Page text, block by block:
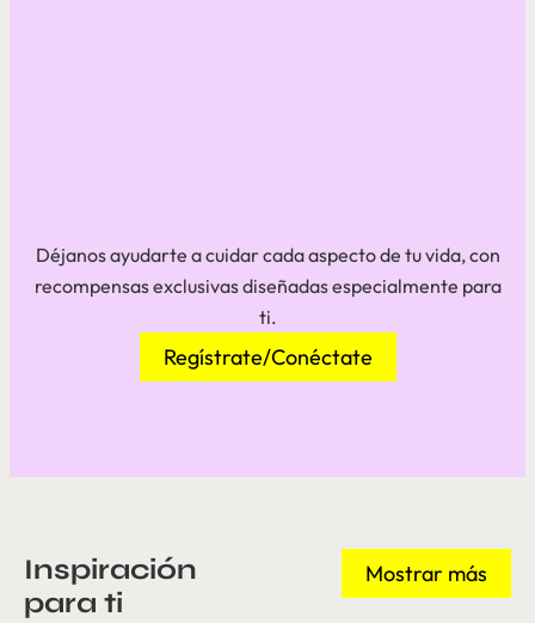
Déjanos ayudarte a cuidar cada aspecto de tu vida, con
recompensas exclusivas diseñadas especialmente para
ti.
Regístrate/Conéctate
Inspiración
para ti
Mostrar más